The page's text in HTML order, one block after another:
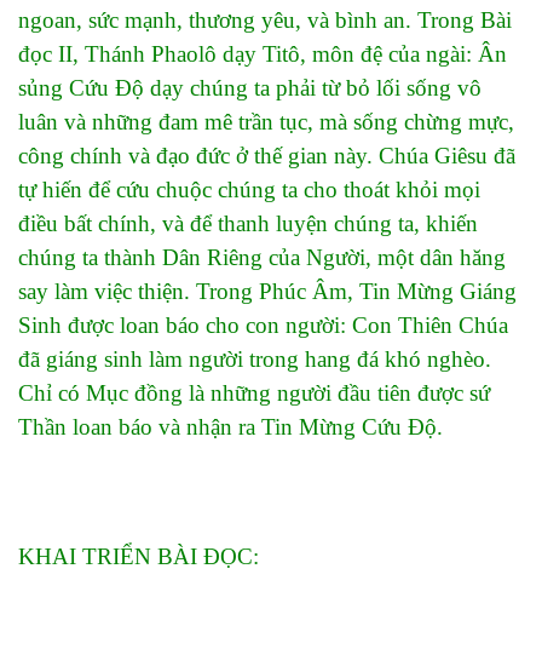
ngoan, sức mạnh, thương yêu, và bình an. Trong Bài
đọc II, Thánh Phaolô dạy Titô, môn đệ của ngài: Ân
sủng Cứu Độ dạy chúng ta phải từ bỏ lối sống vô
luân và những đam mê trần tục, mà sống chừng mực,
công chính và đạo đức ở thế gian này. Chúa Giêsu đã
tự hiến để cứu chuộc chúng ta cho thoát khỏi mọi
điều bất chính, và để thanh luyện chúng ta, khiến
chúng ta thành Dân Riêng của Người, một dân hăng
say làm việc thiện. Trong Phúc Âm, Tin Mừng Giáng
Sinh được loan báo cho con người: Con Thiên Chúa
đã giáng sinh làm người trong hang đá khó nghèo.
Chỉ có Mục đồng là những người đầu tiên được sứ
Thần loan báo và nhận ra Tin Mừng Cứu Độ.
KHAI TRIỂN BÀI ĐỌC: